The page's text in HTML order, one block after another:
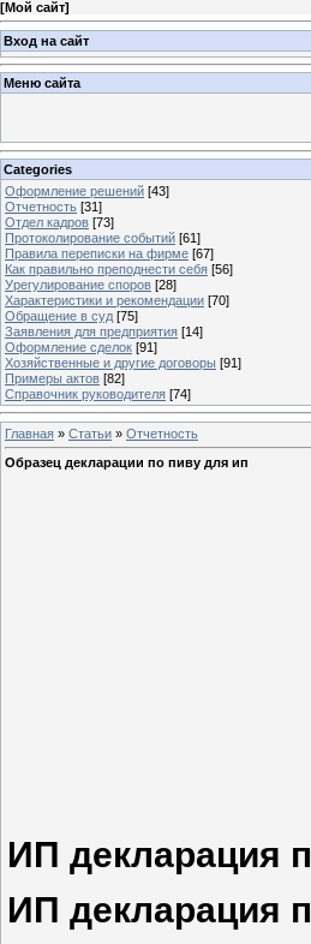
[Мой сайт]
Вход на сайт
Меню сайта
Categories
Оформление решений [43]
Отчетность [31]
Отдел кадров [73]
Протоколирование событий [61]
Правила переписки на фирме [67]
Как правильно преподнести себя [56]
Урегулирование споров [28]
Характеристики и рекомендации [70]
Обращение в суд [75]
Заявления для предприятия [14]
Оформление сделок [91]
Хозяйственные и другие договоры [91]
Примеры актов [82]
Справочник руководителя [74]
Главная » Статьи » Отчетность
Образец декларации по пиву для ип
ИП декларация
ИП декларация